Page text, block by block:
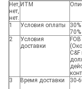
Нет,
нет,
нет.
ИТМ
1 Условия оплаты
2
Условия
доставки
3
Время доставки
30-